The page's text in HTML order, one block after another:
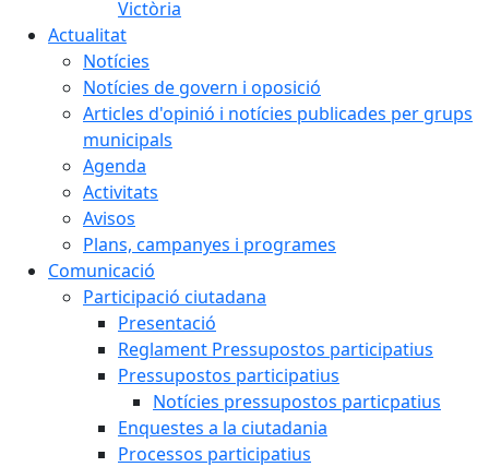
Victòria
Actualitat
Notícies
Notícies de govern i oposició
Articles d'opinió i notícies publicades per grups
municipals
Agenda
Activitats
Avisos
Plans, campanyes i programes
Comunicació
Participació ciutadana
Presentació
Reglament Pressupostos participatius
Pressupostos participatius
Notícies pressupostos particpatius
Enquestes a la ciutadania
Processos participatius